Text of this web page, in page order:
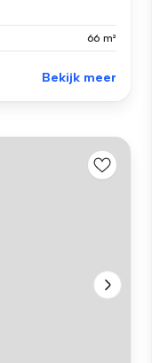
66 m²
Bekijk meer